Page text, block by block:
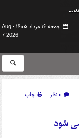
جمعه ۱۶ مرداد ۱۴۰۵ -
Aug
7 2026
۰ نظر
چاپ
شود